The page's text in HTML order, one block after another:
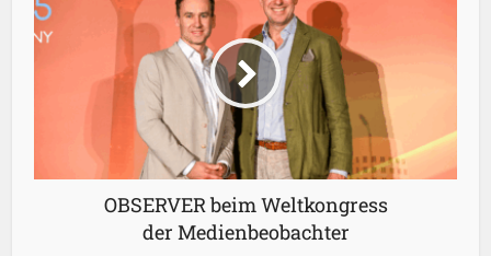
OBSERVER beim Weltkongress
der Medienbeobachter